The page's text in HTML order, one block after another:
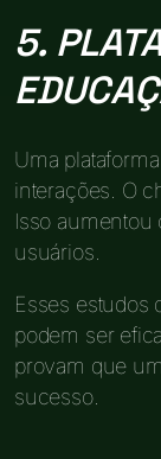
5.
Uma
interações. O
Isso aumentou
usuários.
Esses estudos
podem ser
provam que
sucesso.